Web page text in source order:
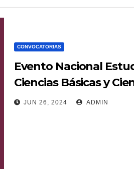
CONVOCATORIAS
Evento Nacional
Ciencias Básicas y
Económico
JUN 26, 2024 ADMIN